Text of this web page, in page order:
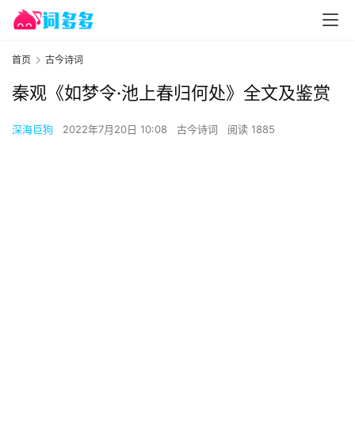
首页 古今诗词
秦观《如梦令·池上春归何处》全文及鉴赏
深海巨狗 2022年7月20日 10:08 古今诗词 阅读 1885